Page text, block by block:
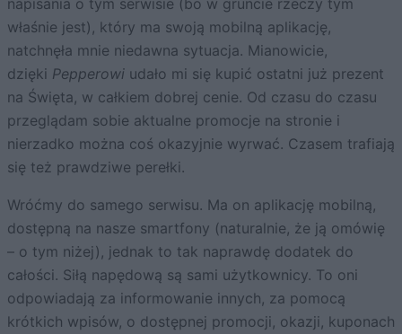
właśnie jest), który ma swoją mobilną aplikację,
natchnęła mnie niedawna sytuacja. Mianowicie,
dzięki Pepperowi udało mi się kupić ostatni już prezent
na Święta, w całkiem dobrej cenie. Od czasu do czasu
przeglądam sobie aktualne promocje na stronie i
nierzadko można coś okazyjnie wyrwać. Czasem trafiają
się też prawdziwe perełki.
Wróćmy do samego serwisu. Ma on aplikację mobilną,
dostępną na nasze smartfony (naturalnie, że ją omówię
– o tym niżej), jednak to tak naprawdę dodatek do
całości. Siłą napędową są sami użytkownicy. To oni
odpowiadają za informowanie innych, za pomocą
krótkich wpisów, o dostępnej promocji, okazji, kuponach